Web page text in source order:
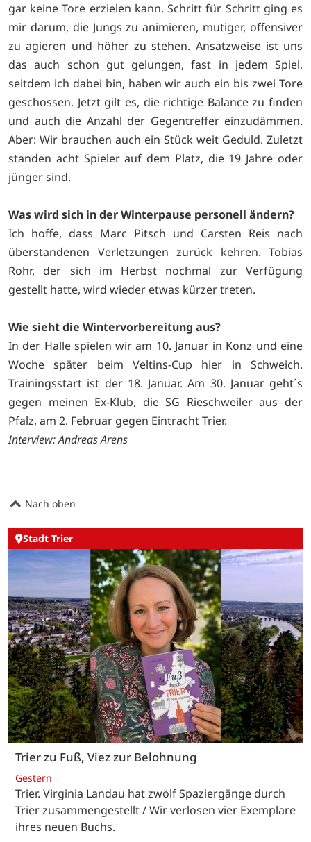
gar keine Tore erzielen kann. Schritt für Schritt ging es
mir darum, die Jungs zu animieren, mutiger, offensiver
zu agieren und höher zu stehen. Ansatzweise ist uns
das auch schon gut gelungen, fast in jedem Spiel,
seitdem ich dabei bin, haben wir auch ein bis zwei Tore
geschossen. Jetzt gilt es, die richtige Balance zu finden
und auch die Anzahl der Gegentreffer einzudämmen.
Aber: Wir brauchen auch ein Stück weit Geduld. Zuletzt
standen acht Spieler auf dem Platz, die 19 Jahre oder
jünger sind.
Was wird sich in der Winterpause personell ändern?
Ich hoffe, dass Marc Pitsch und Carsten Reis nach
überstandenen Verletzungen zurück kehren. Tobias
Rohr, der sich im Herbst nochmal zur Verfügung
gestellt hatte, wird wieder etwas kürzer treten.
Wie sieht die Wintervorbereitung aus?
In der Halle spielen wir am 10. Januar in Konz und eine
Woche später beim Veltins-Cup hier in Schweich.
Trainingsstart ist der 18. Januar. Am 30. Januar geht´s
gegen meinen Ex-Klub, die SG Rieschweiler aus der
Pfalz, am 2. Februar gegen Eintracht Trier.
Interview: Andreas Arens
Nach oben
Stadt Trier
Trier zu Fuß, Viez zur Belohnung
Gestern
Trier. Virginia Landau hat zwölf Spaziergänge durch
Trier zusammengestellt / Wir verlosen vier Exemplare
ihres neuen Buchs.